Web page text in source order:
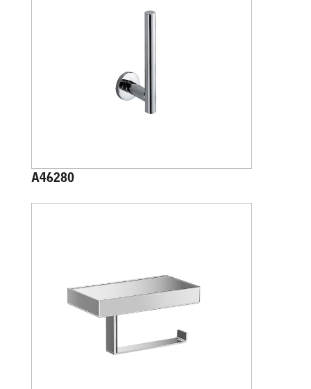
A46280